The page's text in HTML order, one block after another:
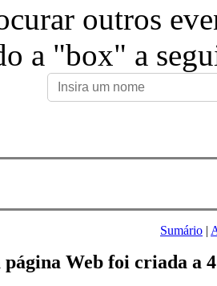
outros
a "box" a
Sumário |
página Web foi criada a